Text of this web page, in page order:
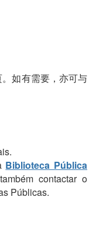
如有需要，亦可与
Biblioteca Pública
contactar o
Públicas.